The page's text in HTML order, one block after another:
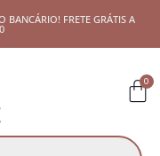
BANCÁRIO! FRETE GRÁTIS A
0